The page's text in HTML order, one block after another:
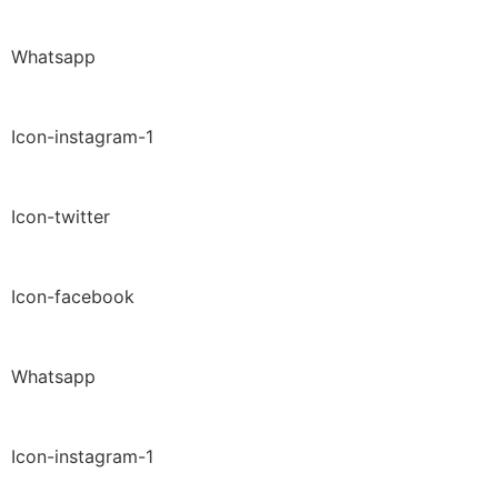
Whatsapp
Icon-instagram-1
Icon-twitter
Icon-facebook
Whatsapp
Icon-instagram-1